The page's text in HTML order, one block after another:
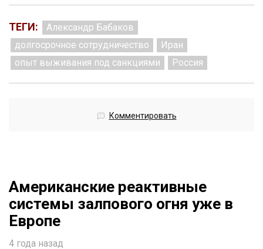
ТЕГИ:
Александр Бабаков
долгосрочное сотрудничество
Иран
опыт выживания под санкциями
Россия
Комментировать
Американские реактивные
системы залпового огня уже в
Европе
4 года назад